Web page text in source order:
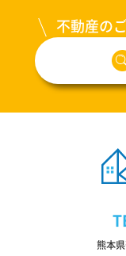
不動産の
熊本